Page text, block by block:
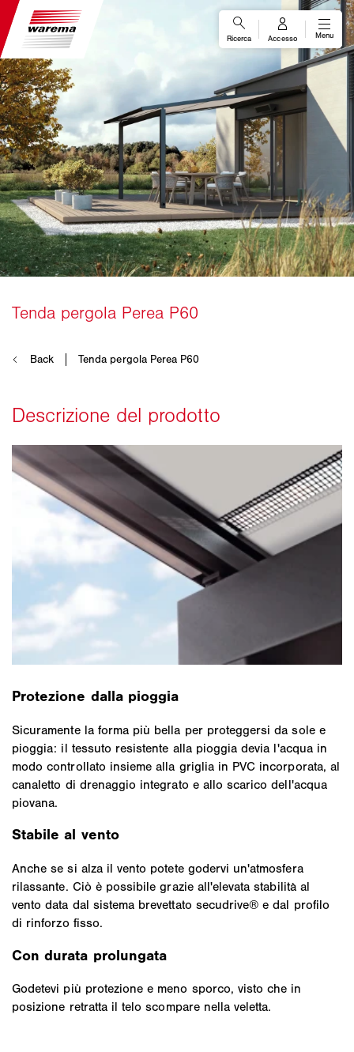
Protezione dalla pioggia
Sicuramente la forma più bella per proteggersi da sole e
pioggia: il tessuto resistente alla pioggia devia l'acqua in
modo controllato insieme alla griglia in PVC incorporata, al
canaletto di drenaggio integrato e allo scarico dell'acqua
piovana.
Stabile al vento
Anche se si alza il vento potete godervi un'atmosfera
rilassante. Ciò è possibile grazie all'elevata stabilità al
vento data dal sistema brevettato secudrive® e dal profilo
di rinforzo fisso.
Con durata prolungata
Godetevi più protezione e meno sporco, visto che in
posizione retratta il telo scompare nella veletta.